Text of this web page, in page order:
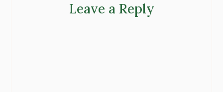
Leave a Reply